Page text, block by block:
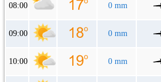
08:00 0 mm
09:00 0 mm
10:00 0 mm